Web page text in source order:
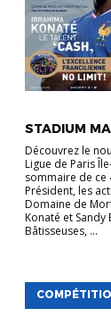
STADIUM
Découvrez le
Ligue de Paris
sommaire de ce
Président, les
Domaine de
Konaté et
Bâtisseuses, ...